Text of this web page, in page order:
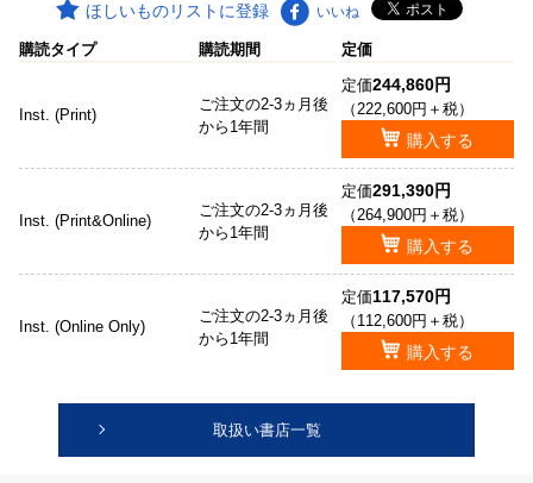
ほしいものリストに登録 いいね
購読タイプ 購読期間 定価
Inst. (Print)
ご注文の2-3ヵ月後
から1年間
定価244,860円
（222,600円＋税）
購入する
Inst. (Print&Online)
ご注文の2-3ヵ月後
から1年間
定価291,390円
（264,900円＋税）
購入する
Inst. (Online Only)
ご注文の2-3ヵ月後
から1年間
定価117,570円
（112,600円＋税）
購入する
取扱い書店一覧